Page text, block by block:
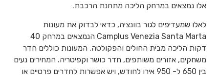
אלו נמצאים במרחק הליכה מתחנת הרכבת.
לאלו שמעדיפים לגור בוונציה, כדאי לבדוק את מעונות
Camplus Venezia Santa Marta הנמצאים במרחק 40
דקות הליכה מבית החולים והפקולטה. המעונות כוללים חדר
משחקים, אזורים משותפים, חדר כושר וקפיטריה. המחירים נעים
בין 650 ל- 950 אירו לחודש, ויש אפשרות לחדרים פרטיים או